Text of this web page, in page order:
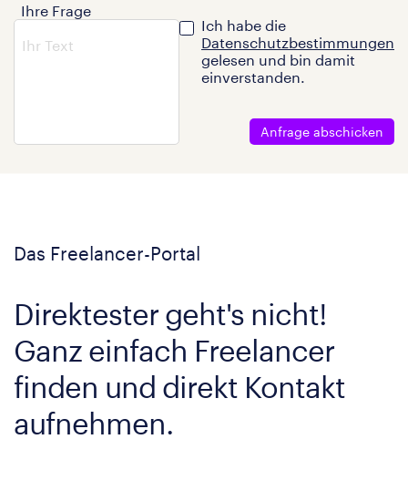
Ihre Frage
Ich habe die
Datenschutzbestimmungen
gelesen und bin damit
einverstanden.
Anfrage abschicken
Das Freelancer-Portal
Direktester geht's nicht!
Ganz einfach Freelancer
finden und direkt Kontakt
aufnehmen.